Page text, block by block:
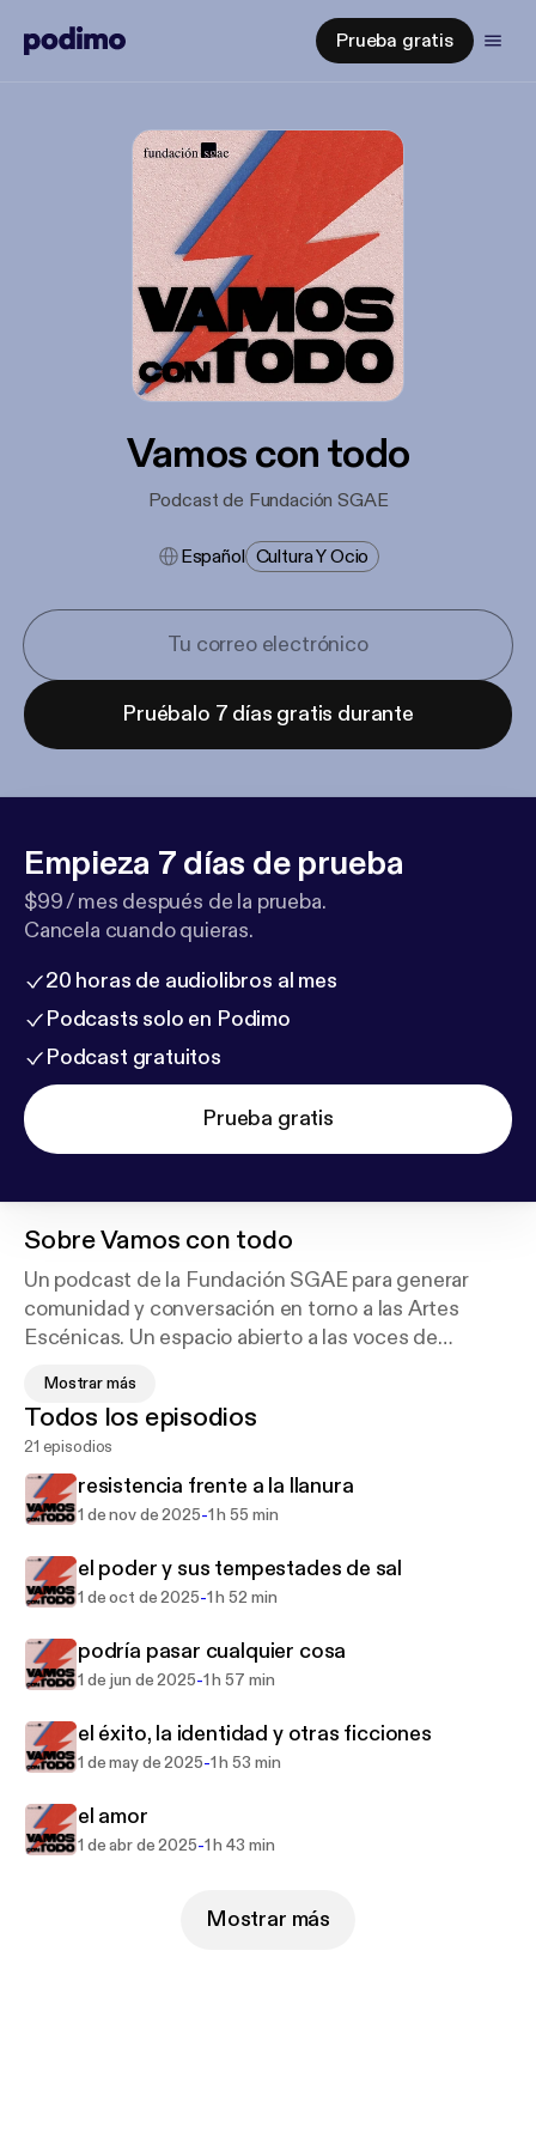
Prueba gratis
Vamos con todo
Podcast de Fundación SGAE
Español Cultura Y Ocio
Pruébalo 7 días gratis durante
Empieza 7 días de prueba
$99 / mes después de la prueba.
Cancela cuando quieras.
20 horas de audiolibros al mes
Podcasts solo en Podimo
Podcast gratuitos
Prueba gratis
SobreVamos con todo
Un podcast de la Fundación SGAE para generar
comunidad y conversación en torno a las Artes
Escénicas. Un espacio abierto a las voces de
procesos, en los lenguajes, en las voces y en los
relatos, los de aquellos autores y creadores con una
trayectoria consolidada, y los de quienes están
empezando a probar, a buscar y a experimentar.
Dirigido por la periodista cultural Marta García
Colaboran: Eva Cruz, Pablo Caruana y Eduardo
Maura.
mes a través de Podium Podcast y resto de
agregadores de podcasts.
Mostrar más
Todos los episodios
21 episodios
resistencia frente a la llanura
1 de nov de 2025-1 h 55 min
el poder y sus tempestades de sal
1 de oct de 2025-1 h 52 min
podría pasar cualquier cosa
1 de jun de 2025-1 h 57 min
el éxito, la identidad y otras ficciones
1 de may de 2025-1 h 53 min
el amor
1 de abr de 2025-1 h 43 min
Mostrar más